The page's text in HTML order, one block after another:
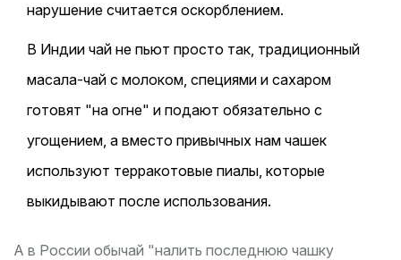
нарушение считается оскорблением.
В Индии чай не пьют просто так, традиционный
масала-чай с молоком, специями и сахаром
готовят "на огне" и подают обязательно с
угощением, а вместо привычных нам чашек
используют терракотовые пиалы, которые
выкидывают после использования.
А в России обычай "налить последнюю чашку